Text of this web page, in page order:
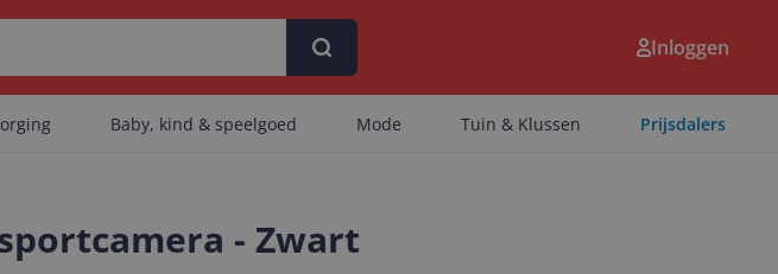
Inloggen
Baby, kind & speelgoed Mode Tuin & Klussen Prijsdalers
- Zwart